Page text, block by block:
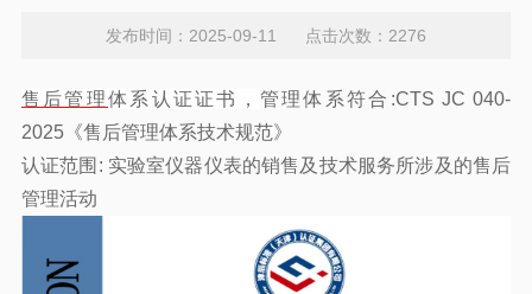
发布时间：2025-09-11 点击次数：2276
售后管理体系认证证书， 管理体系符合:CTS JC 040-
2025《售后管理体系技术规范》
认证范围: 实验室仪器仪表的销售及 技术服务所涉及的售后
管理活动